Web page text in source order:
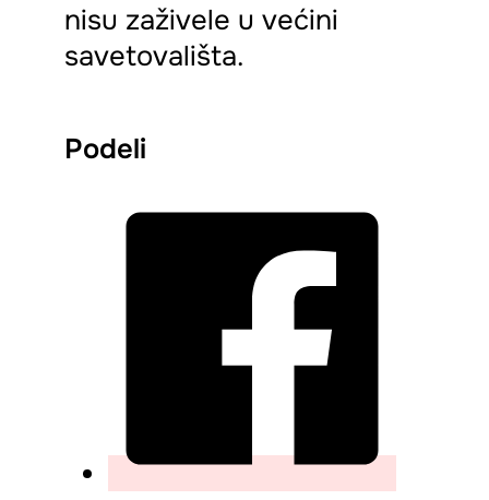
nisu zaživele u većini
savetovališta.
Podeli